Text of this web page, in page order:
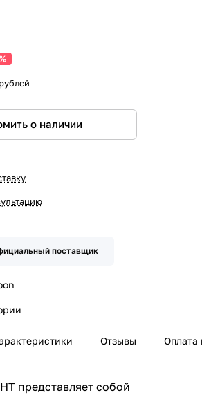
о наличии
поставщик
Отзывы Оплата
представляет собой